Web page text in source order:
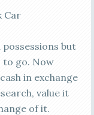
Car
but
to go. Now
in exchange
value it
of it.